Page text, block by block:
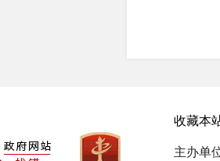
收藏本
主办单